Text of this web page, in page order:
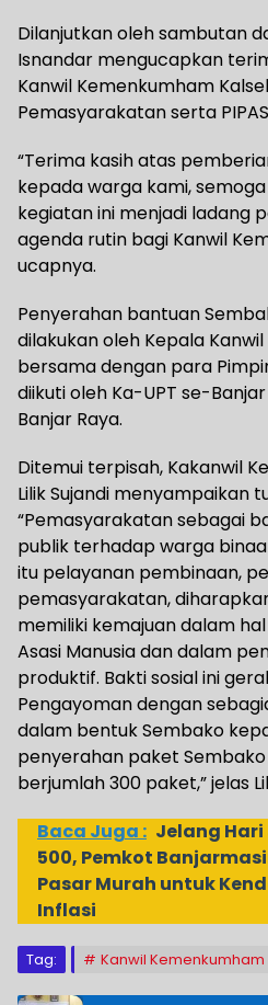
Dilanjutkan oleh sambutan
Isnandar mengucapkan
Kanwil Kemenkumham
Pemasyarakatan serta
“Terima kasih atas
kepada warga kami,
kegiatan ini menjadi ladang
agenda rutin bagi Kanwil
ucapnya.
Penyerahan bantuan
dilakukan oleh Kepala
bersama dengan para
diikuti oleh Ka-UPT se-
Banjar Raya.
Ditemui terpisah, Kakanwil
Lilik Sujandi menyampaikan
“Pemasyarakatan sebagai
publik terhadap warga
itu pelayanan pembinaan,
pemasyarakatan,
memiliki kemajuan dalam
Asasi Manusia dan dalam
produktif. Bakti sosial ini
Pengayoman dengan
dalam bentuk Sembako
penyerahan paket
berjumlah 300 paket,” jelas
Baca Juga : Jelang
500, Pemkot
Pasar Murah untuk
Inflasi
Tag: Kanwil Kemenkumham